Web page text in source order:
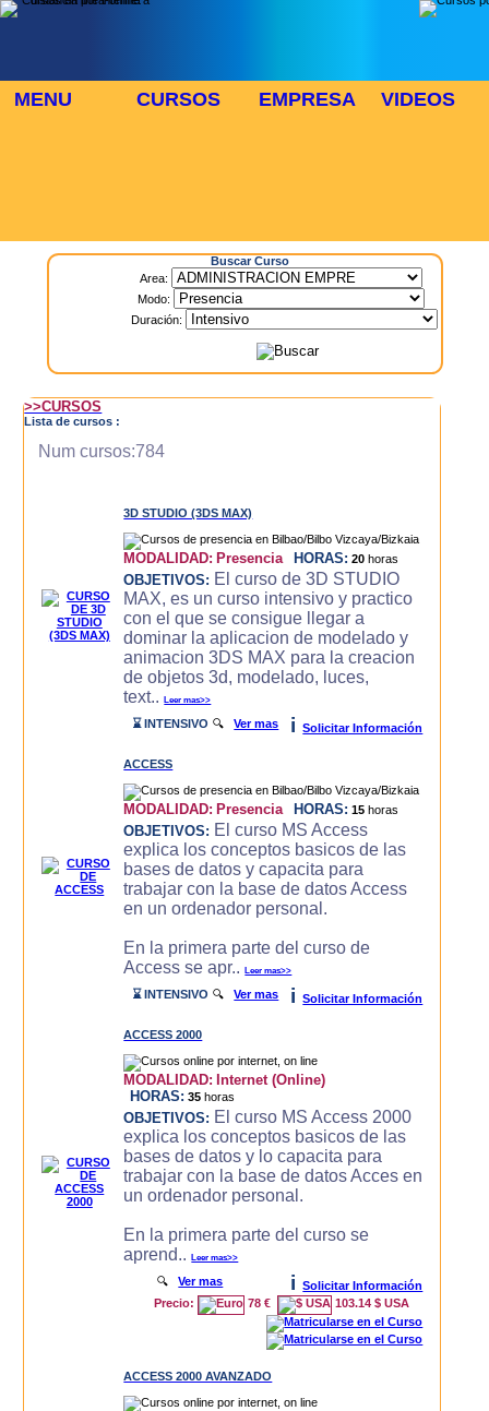
MENU CURSOS EMPRESA VIDEOS
Buscar Curso
Area:
Modo:
Duración:
>>CURSOS
Lista de cursos :
Num cursos:784
3D STUDIO (3DS MAX)
MODALIDAD: Presencia HORAS: 20 horas
OBJETIVOS: El curso de 3D STUDIO
MAX, es un curso intensivo y practico
con el que se consigue llegar a
dominar la aplicacion de modelado y
animacion 3DS MAX para la creacion
de objetos 3d, modelado, luces,
text..Leer mas>>
⌛ INTENSIVO 🔍Ver mas i Solicitar Información
ACCESS
MODALIDAD: Presencia HORAS: 15 horas
OBJETIVOS: El curso MS Access
explica los conceptos basicos de las
bases de datos y capacita para
trabajar con la base de datos Access
en un ordenador personal.
En la primera parte del curso de
Access se apr..Leer mas>>
⌛ INTENSIVO 🔍Ver mas i Solicitar Información
ACCESS 2000
MODALIDAD: Internet (Online)
HORAS: 35 horas
OBJETIVOS: El curso MS Access 2000
explica los conceptos basicos de las
bases de datos y lo capacita para
trabajar con la base de datos Acces en
un ordenador personal.
En la primera parte del curso se
aprend..Leer mas>>
🔍Ver mas i
Solicitar Información
Precio:
78 € 103.14 $ USA
ACCESS 2000 AVANZADO